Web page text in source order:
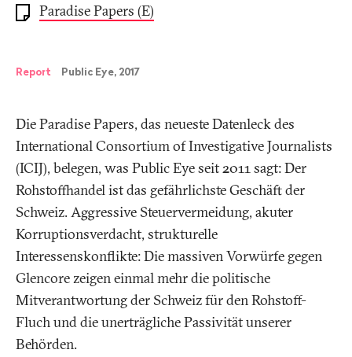
Paradise Papers (E)
Report Public Eye, 2017
Die Paradise Papers, das neueste Datenleck des
International Consortium of Investigative Journalists
(ICIJ), belegen, was Public Eye seit 2011 sagt: Der
Rohstoffhandel ist das gefährlichste Geschäft der
Schweiz. Aggressive Steuervermeidung, akuter
Korruptionsverdacht, strukturelle
Interessenskonflikte: Die massiven Vorwürfe gegen
Glencore zeigen einmal mehr die politische
Mitverantwortung der Schweiz für den Rohstoff-
Fluch und die unerträgliche Passivität unserer
Behörden.